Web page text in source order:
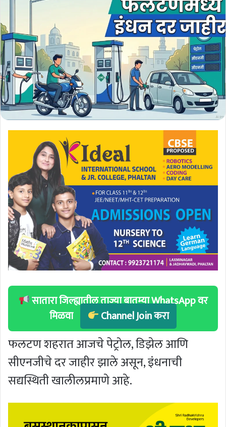
सातारा जिल्ह्यातील ताज्या बातम्या WhatsApp वर
मिळवा
Channel Join करा
फलटण शहरात आजचे पेट्रोल, डिझेल आणि
सीएनजीचे दर जाहीर झाले असून, इंधनाची
सद्यस्थिती खालीलप्रमाणे आहे.